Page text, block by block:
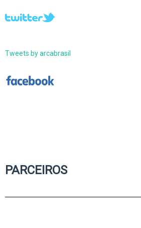
Tweets by arcabrasil
PARCEIROS